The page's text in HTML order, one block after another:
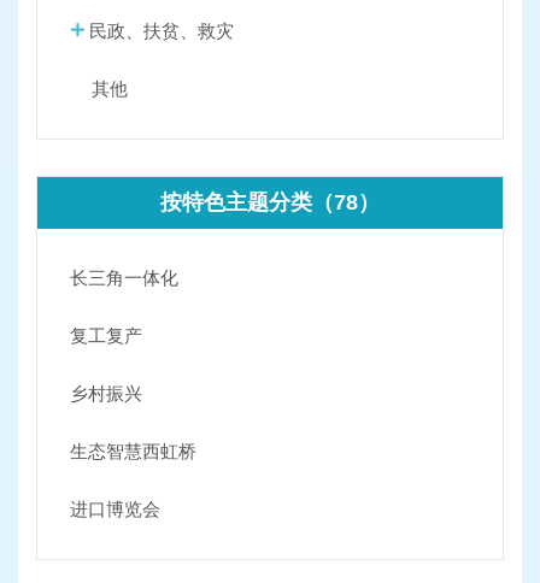
民政、扶贫、救灾
其他
按特色主题分类（78）
长三角一体化
复工复产
乡村振兴
生态智慧西虹桥
进口博览会